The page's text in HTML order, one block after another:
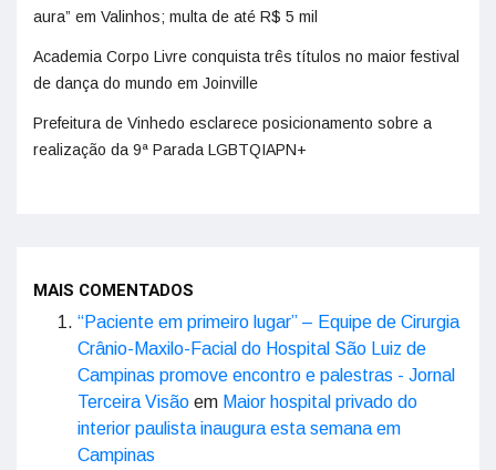
aura” em Valinhos; multa de até R$ 5 mil
Academia Corpo Livre conquista três títulos no maior festival
de dança do mundo em Joinville
Prefeitura de Vinhedo esclarece posicionamento sobre a
realização da 9ª Parada LGBTQIAPN+
MAIS COMENTADOS
“Paciente em primeiro lugar” – Equipe de Cirurgia
Crânio-Maxilo-Facial do Hospital São Luiz de
Campinas promove encontro e palestras - Jornal
Terceira Visão em Maior hospital privado do
interior paulista inaugura esta semana em
Campinas